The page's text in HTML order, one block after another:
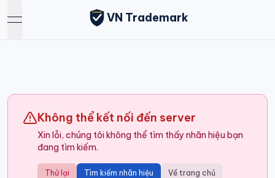
open navigation menu
VN Trademark
Không thể kết nối đến server
Xin lỗi, chúng tôi không thể tìm thấy nhãn hiệu bạn
đang tìm kiếm.
Thử lại Tìm kiếm nhãn hiệu Về trang chủ